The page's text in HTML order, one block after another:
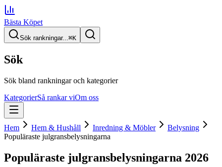
Bästa Köpet
Sök rankningar...⌘K
Sök
Sök bland rankningar och kategorier
KategorierSå rankar viOm oss
Hem Hem & Hushåll Inredning & Möbler
Belysning
Populäraste julgransbelysningarna
Populäraste julgransbelysningarna 2026